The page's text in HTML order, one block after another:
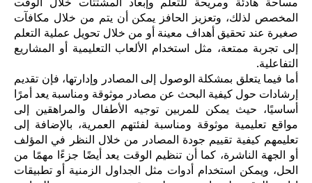
المخصص لذلك، وتعزيز الحافز يمكن أن يتم من خلال مكافآت
صغيرة عند تحقيق أهداف معينة أو من خلال تحويل عملية التعلم
إلى تجربة ممتعة، مثل استخدام الألعاب التعليمية أو المشاريع
التفاعلية.
أما فيما يتعلق بمشكلة الوصول إلى المصادر وإدارتها، فإن تقديم
إرشادات حول كيفية البحث عن مصادر موثوقة ومناسبة يعد أمرًا
أساسيًا، حيث يمكن للمربين توجيه الأطفال والمراهقين إلى
مواقع تعليمية موثوقة ومناسبة لفئتهم العمرية، بالإضافة إلى
تعليمهم كيفية تقييم جودة المصادر من خلال النظر في المؤلف
أو الجهة الناشرة، كما أن تنظيم الوقت يعد أيضًا جزءًا مهمًا من
الحل، ويمكن استخدام أدوات مثل الجداول الزمنية أو تطبيقات